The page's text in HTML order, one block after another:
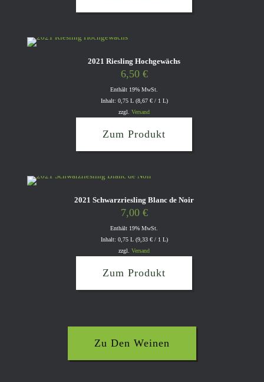
2021 Riesling Hochgewächs
6,50 €
Enthält 19% MwSt.
Inhalt: 0,75 L (8,67 €/ 1 L)
zzgl.Versand
Zum Produkt
2021 Schwarzriesling Blanc de Noir
7,00 €
Enthält 19% MwSt.
Inhalt: 0,75 L (9,33 €/ 1 L)
zzgl.Versand
Zum Produkt
Zu Den Weinen